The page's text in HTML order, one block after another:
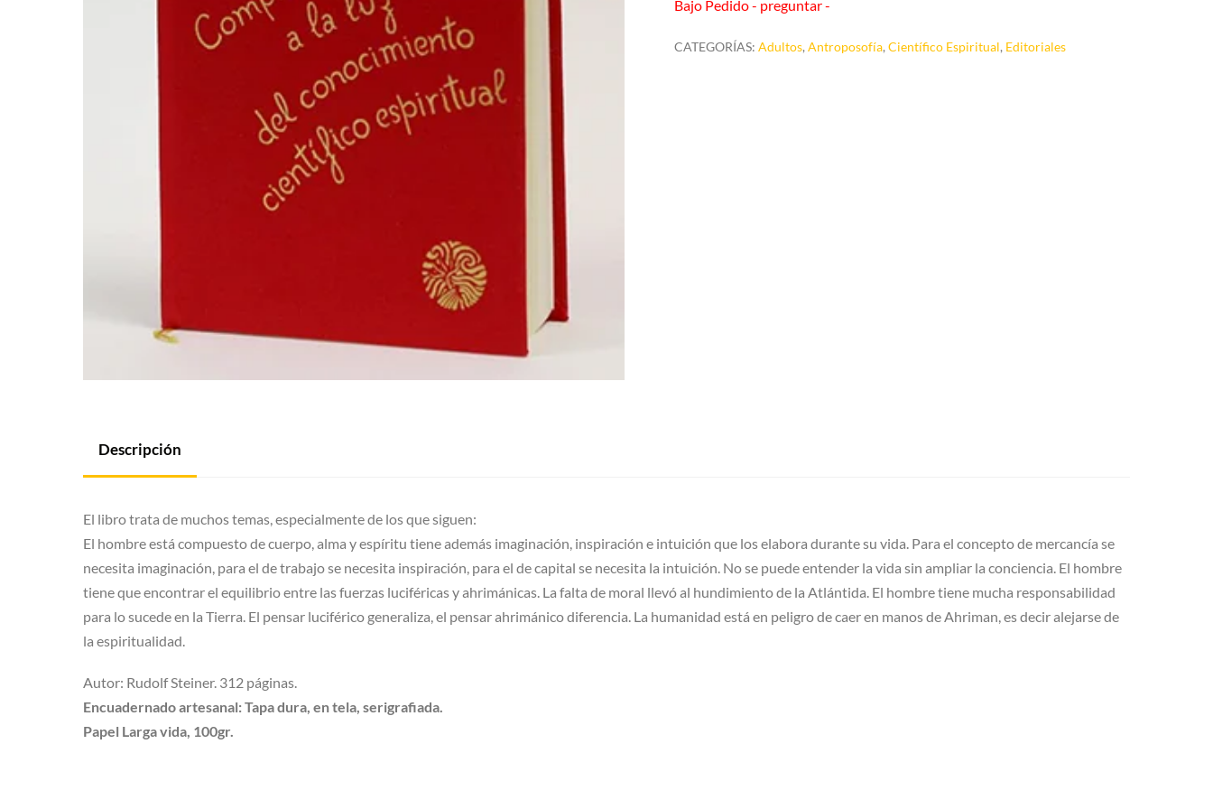
Bajo Pedido - preguntar -
CATEGORÍAS:Adultos,Antroposofía,Científico Espiritual, Editoriales
Descripción
El libro trata de muchos temas, especialmente de los que siguen:
El hombre está compuesto de cuerpo, alma y espíritu tiene además imaginación, inspiración e intuición que los elabora durante su vida. Para el concepto de mercancía se
necesita imaginación, para el de trabajo se necesita inspiración, para el de capital se necesita la intuición. No se puede entender la vida sin ampliar la conciencia. El hombre
tiene que encontrar el equilibrio entre las fuerzas luciféricas y ahrimánicas. La falta de moral llevó al hundimiento de la Atlántida. El hombre tiene mucha responsabilidad
para lo sucede en la Tierra. El pensar luciférico generaliza, el pensar ahrimánico diferencia. La humanidad está en peligro de caer en manos de Ahriman, es decir alejarse de
la espiritualidad.
Autor: Rudolf Steiner. 312 páginas.
Encuadernado artesanal: Tapa dura, en tela, serigrafiada.
Papel Larga vida, 100gr.